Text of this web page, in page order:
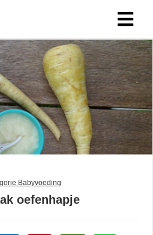
Babyvoeding
oefenhapje